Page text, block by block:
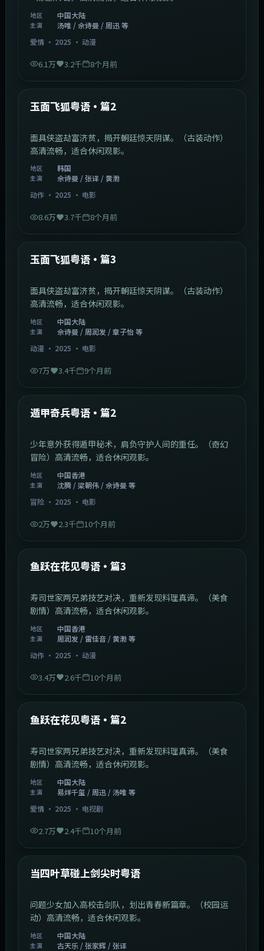
地区 中国大陆
主演
汤唯 / 佘诗曼 / 周迅 等
爱情· 2025 · 动漫
6.1万 3.2千 8个月前
最新
玉面飞狐粤语·篇2
面具侠盗劫富济贫，揭开朝廷惊天阴谋。（古装动作）
高清流畅，适合休闲观影。
地区 韩国
主演
佘诗曼 / 张译 / 黄渤
动作· 2025 · 电影
8.6万 3.7千 8个月前
最新
玉面飞狐粤语·篇3
面具侠盗劫富济贫，揭开朝廷惊天阴谋。（古装动作）
高清流畅，适合休闲观影。
地区 中国大陆
主演
佘诗曼 / 周润发 / 章子怡 等
动漫 · 2025 · 电影
7万 3.4千 9个月前
最新
遁甲奇兵粤语·篇2
少年意外获得遁甲秘术，肩负守护人间的重任。（奇幻
冒险）高清流畅，适合休闲观影。
地区 中国香港
主演
沈腾 / 梁朝伟 / 佘诗曼 等
冒险· 2025 · 电影
2万 2.3千 10个月前
最新
鱼跃在花见粤语·篇3
寿司世家两兄弟技艺对决，重新发现料理真谛。（美食
剧情）高清流畅，适合休闲观影。
地区 中国香港
主演
周润发 / 雷佳音 / 黄渤 等
动作· 2025 · 动漫
3.4万 2.6千 10个月前
最新
鱼跃在花见粤语·篇2
寿司世家两兄弟技艺对决，重新发现料理真谛。（美食
剧情）高清流畅，适合休闲观影。
地区 中国大陆
主演
易烊千玺 / 周迅 / 汤唯 等
爱情· 2025 · 电视剧
2.7万 2.4千 10个月前
最新
当四叶草碰上剑尖时粤语
问题少女加入高校击剑队，划出青春新篇章。（校园运
动）高清流畅，适合休闲观影。
地区 中国大陆
主演
古天乐 / 张家辉 / 张译